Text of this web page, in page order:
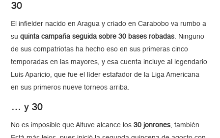
30
El infielder nacido en Aragua y criado en Carabobo va rumbo a
suquinta campaña seguida sobre 30 bases robadas. Ninguno
de sus compatriotas ha hecho eso en sus primeras cinco
temporadas en las mayores, y esa cuenta incluye al legendario
Luis Aparicio, que fue el líder estafador de la Liga Americana
en sus primeros nueve torneos arriba.
… y 30
No es imposible que Altuve alcance los30 jonrones, también.